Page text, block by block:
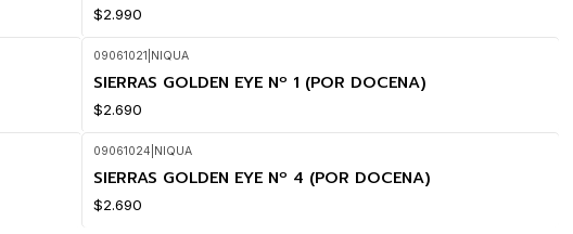
$2.990
09061021 NIQUA
SIERRAS GOLDEN EYE Nº 1 (POR DOCENA)
$2.690
09061024 NIQUA
SIERRAS GOLDEN EYE Nº 4 (POR DOCENA)
$2.690